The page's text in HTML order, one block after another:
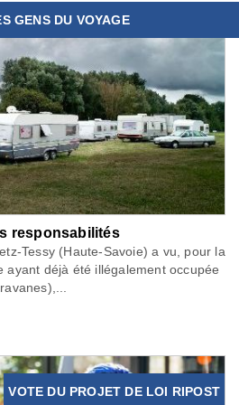
GENS DU VOYAGE
responsabilités
Tessy (Haute-Savoie) a vu, pour la
ayant déjà été illégalement occupée
VOTE DU PROJET DE LOI RIPOST